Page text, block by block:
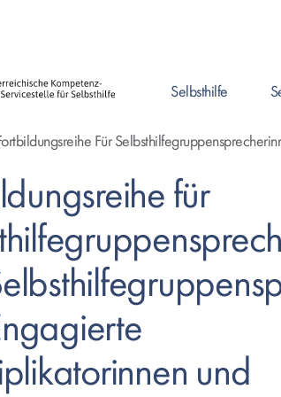
Selbsthilfe
Für
für
und